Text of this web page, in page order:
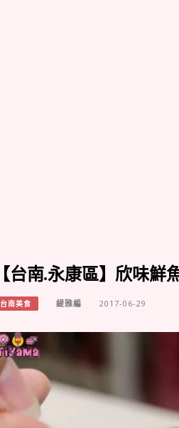
【台南.永康區】欣味鮮
台南美食 緹雅編 2017-06-29